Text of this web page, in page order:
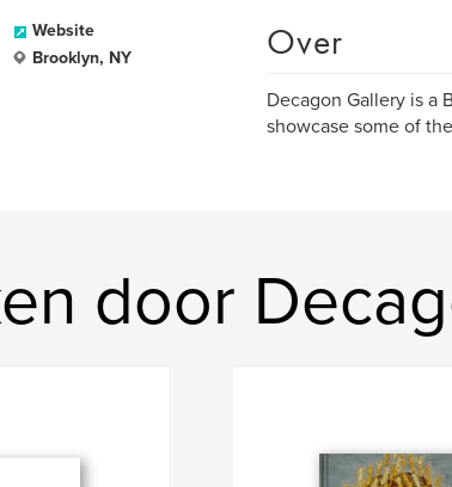
Website
Brooklyn, NY
Over
Decagon Gallery is a
showcase some of
door